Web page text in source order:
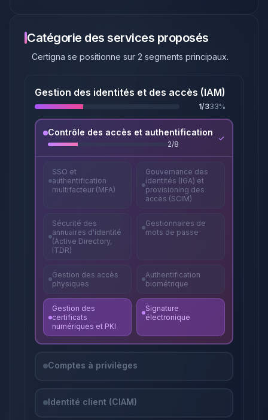
Catégorie des services proposés
Certigna se positionne sur 2 segments principaux.
Gestion des identités et des accès (IAM)
1/333%
Contrôle des accès et authentification
2/8
SSO et
authentification
multifacteur (MFA)
Gouvernance des
identités (IGA) et
provisioning des
accès (SCIM)
Sécurité des
annuaires d'identité
(Active Directory,
ITDR)
Gestionnaires de
mots de passe
Gestion des accès
physiques
Authentification
biométrique
Gestion des
certificats
numériques et PKI
Signature
électronique
Comptes à privilèges
Identité client (CIAM)